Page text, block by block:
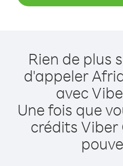
Rien de plus
d'appeler
avec
Une fois que
crédits Viber